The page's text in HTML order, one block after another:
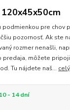
pre chov
pozornosť. Ak ste
rozmer nenašli,
predaja, môžete
Tu nájdete naš...
- 14 dní